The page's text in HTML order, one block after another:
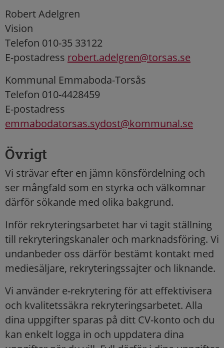
Robert Adelgren
Vision
Telefon 010-35 33122
E-postadress robert.adelgren@torsas.se
Kommunal Emmaboda-Torsås
Telefon 010-4428459
E-postadress
emmabodatorsas.sydost@kommunal.se
Övrigt
Vi strävar efter en jämn könsfördelning och
ser mångfald som en styrka och välkomnar
därför sökande med olika bakgrund.
Inför rekryteringsarbetet har vi tagit ställning
till rekryteringskanaler och marknadsföring. Vi
undanbeder oss därför bestämt kontakt med
mediesäljare, rekryteringssajter och liknande.
Vi använder e-rekrytering för att effektivisera
och kvalitetssäkra rekryteringsarbetet. Alla
dina uppgifter sparas på ditt CV-konto och du
kan enkelt logga in och uppdatera dina